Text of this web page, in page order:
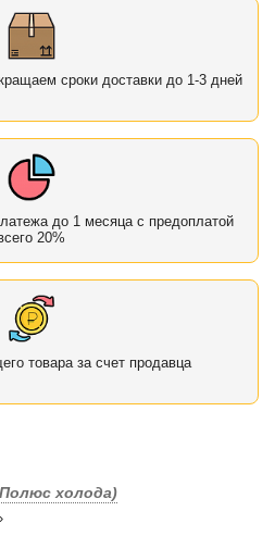
сроки доставки до 1-3 дней
до 1 месяца с предоплатой
20%
товара за счет продавца
холода)